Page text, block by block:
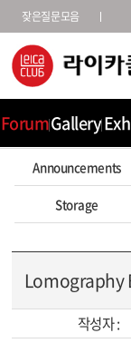
잦은질문모음
ForumGallery
Announcements
Storage
Lomography
작성자 :